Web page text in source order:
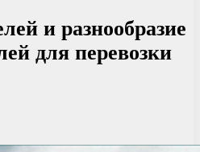
и разнообразие
для перевозки